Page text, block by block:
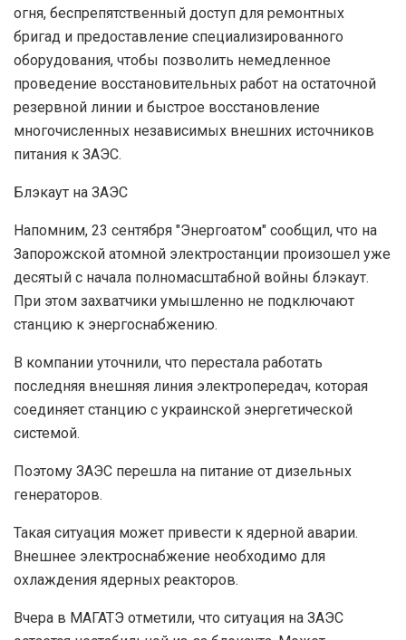
огня, беспрепятственный доступ для ремонтных
бригад и предоставление специализированного
оборудования, чтобы позволить немедленное
проведение восстановительных работ на остаточной
резервной линии и быстрое восстановление
многочисленных независимых внешних источников
питания к ЗАЭС.
Блэкаут на ЗАЭС
Напомним, 23 сентября "Энергоатом" сообщил, что на
Запорожской атомной электростанции произошел уже
десятый с начала полномасштабной войны блэкаут.
При этом захватчики умышленно не подключают
станцию к энергоснабжению.
В компании уточнили, что перестала работать
последняя внешняя линия электропередач, которая
соединяет станцию с украинской энергетической
системой.
Поэтому ЗАЭС перешла на питание от дизельных
генераторов.
Такая ситуация может привести к ядерной аварии.
Внешнее электроснабжение необходимо для
охлаждения ядерных реакторов.
Вчера в МАГАТЭ отметили, что ситуация на ЗАЭС